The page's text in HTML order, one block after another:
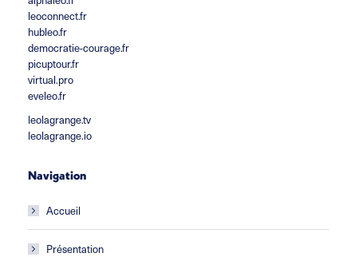
leoconnect.fr
hubleo.fr
democratie-courage.fr
picuptour.fr
virtual.pro
eveleo.fr
leolagrange.tv
leolagrange.io
Navigation
Accueil
Présentation